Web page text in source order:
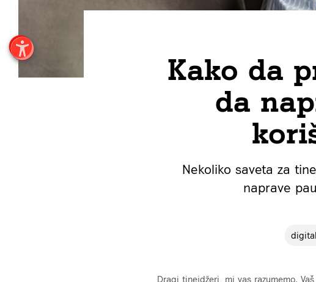
Kako da
da
Nekoliko saveta za
naprave
Dragi tinejdžeri, mi vas razumemo.